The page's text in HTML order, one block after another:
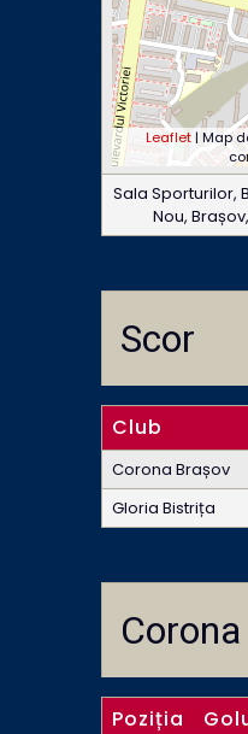
Leaflet| Map
Sala Sporturilor,
Nou,
Scor
Club
Corona Brașov
Gloria Bistrița
Poziția